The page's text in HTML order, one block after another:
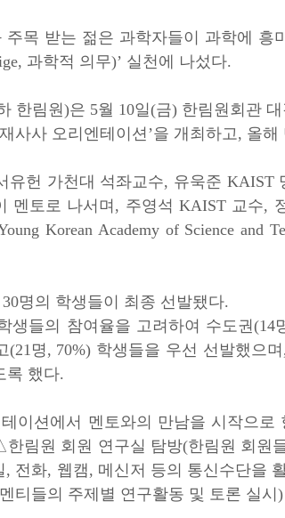
목 받는 젊은 과학자들이 과학에 흥
과학적 의무)’ 실천에 나섰다.
한림원)은 5월 10일(금) 한림원회관
사사 오리엔테이션’을 개최하고, 올해
유헌 가천대 석좌교수, 유욱준 KAIST
멘토로 나서며, 주영석 KAIST 교수,
Korean Academy of Science and
명의 학생들이 최종 선발됐다.
생들의 참여율을 고려하여 수도권(14
(21명, 70%) 학생들을 우선 선발했으
록 했다.
이션에서 멘토와의 만남을 시작으
림원 회원 연구실 탐방(한림원 회원
, 전화, 웹캠, 메신저 등의 통신수단을
티들의 주제별 연구활동 및 토론 실시)